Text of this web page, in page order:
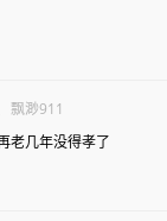
飘渺911
老几年没得孝了